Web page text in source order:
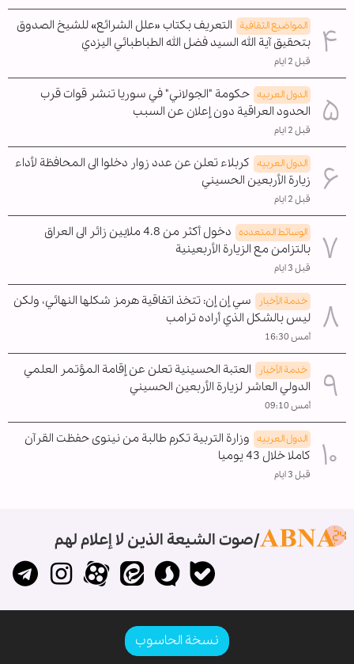
المواضیع الثقافية التعريف بكتاب «علل الشرائع» للشيخ الصدوق
بتحقيق آية الله السيد فضل الله الطباطبائي اليزدي
قبل 2 ايام
الدول العربیه حكومة "الجولاني" في سوريا تنشر قوات قرب
الحدود العراقية دون إعلان عن السبب
قبل 2 ايام
الدول العربیه كربلاء تعلن عن عدد زوار دخلوا الى المحافظة لأداء
زيارة الأربعين الحسيني
قبل 2 ايام
الوسائط المتعدده
دخول أكثر من 4.8 ملايين زائر الى العراق
بالتزامن مع الزيارة الأربعينية
قبل 3 ايام
خدمة الأخبار
سي إن إن: تتخذ اتفاقية هرمز شكلها النهائي، ولكن
ليس بالشكل الذي أراده ترامب
أمس 16:30
خدمة الأخبار
العتبة الحسينية تعلن عن إقامة المؤتمر العلمي
الدولي العاشر لزيارة الأربعين الحسيني
أمس 09:10
الدول العربیه وزارة التربية تكرم طالبة من نينوى حفظت القرآن
كاملا خلال 43 يوميا
قبل 3 ايام
صوت الشيعة الذين لا إعلام لهم
نسخة الحاسوب